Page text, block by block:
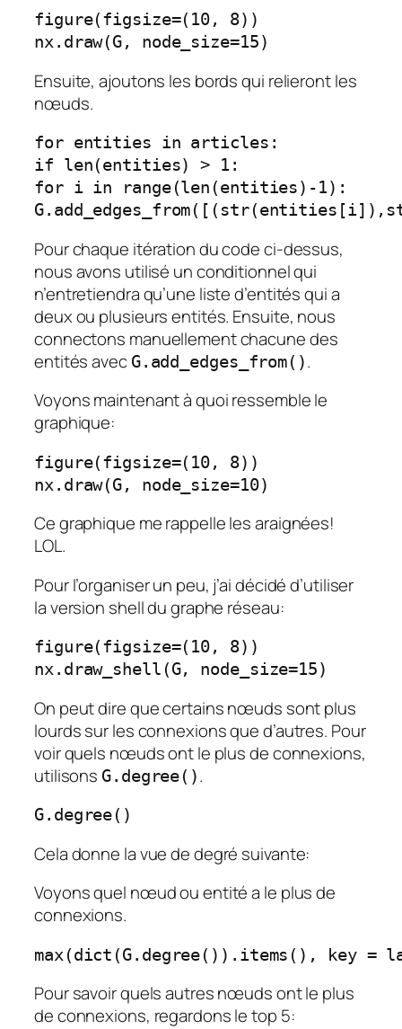
figure(figsize=(10, 8))
nx.draw(G, node_size=15)
Ensuite, ajoutons les bords qui relieront les
nœuds.
for entities in articles:
if len(entities) > 1:
for i in range(len(entities)-1):
Pour chaque itération du code ci-dessus,
nous avons utilisé un conditionnel qui
n’entretiendra qu’une liste d’entités qui a
deux ou plusieurs entités. Ensuite, nous
connectons manuellement chacune des
entités avec G.add_edges_from().
Voyons maintenant à quoi ressemble le
graphique:
figure(figsize=(10, 8))
nx.draw(G, node_size=10)
Ce graphique me rappelle les araignées!
LOL.
Pour l’organiser un peu, j’ai décidé d’utiliser
la version shell du graphe réseau:
figure(figsize=(10, 8))
nx.draw_shell(G, node_size=15)
On peut dire que certains nœuds sont plus
lourds sur les connexions que d’autres. Pour
voir quels nœuds ont le plus de connexions,
utilisons G.degree().
G.degree()
Cela donne la vue de degré suivante:
Voyons quel nœud ou entité a le plus de
connexions.
max(dict(G.degree()).items(), key =
Pour savoir quels autres nœuds ont le plus
de connexions, regardons le top 5: